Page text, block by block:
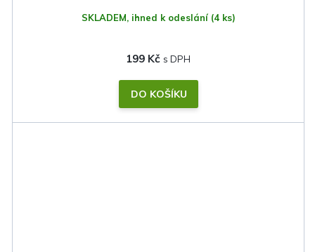
SKLADEM, ihned k odeslání (4 ks)
199 Kč
DO KOŠÍKU